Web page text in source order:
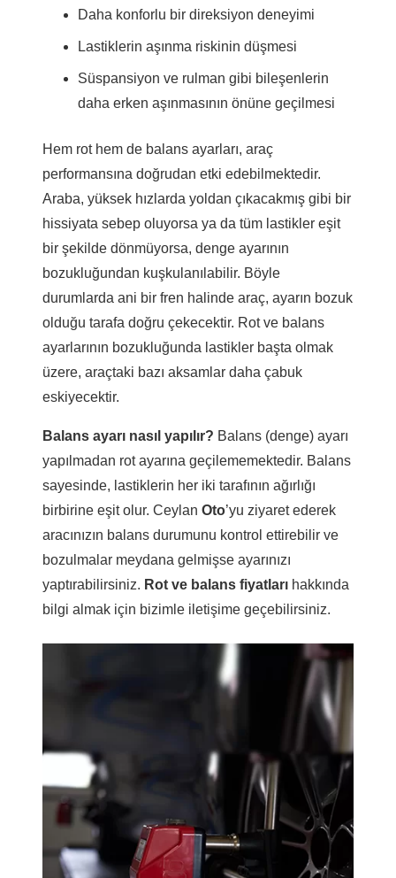
Daha konforlu bir direksiyon deneyimi
Lastiklerin aşınma riskinin düşmesi
Süspansiyon ve rulman gibi bileşenlerin
daha erken aşınmasının önüne geçilmesi
Hem rot hem de balans ayarları, araç
performansına doğrudan etki edebilmektedir.
Araba, yüksek hızlarda yoldan çıkacakmış gibi bir
hissiyata sebep oluyorsa ya da tüm lastikler eşit
bir şekilde dönmüyorsa, denge ayarının
bozukluğundan kuşkulanılabilir. Böyle
durumlarda ani bir fren halinde araç, ayarın bozuk
olduğu tarafa doğru çekecektir. Rot ve balans
ayarlarının bozukluğunda lastikler başta olmak
üzere, araçtaki bazı aksamlar daha çabuk
eskiyecektir.
Balans ayarı nasıl yapılır? Balans (denge) ayarı
yapılmadan rot ayarına geçilememektedir. Balans
sayesinde, lastiklerin her iki tarafının ağırlığı
birbirine eşit olur. Ceylan Oto’yu ziyaret ederek
aracınızın balans durumunu kontrol ettirebilir ve
bozulmalar meydana gelmişse ayarınızı
yaptırabilirsiniz. Rot ve balans fiyatları hakkında
bilgi almak için bizimle iletişime geçebilirsiniz.